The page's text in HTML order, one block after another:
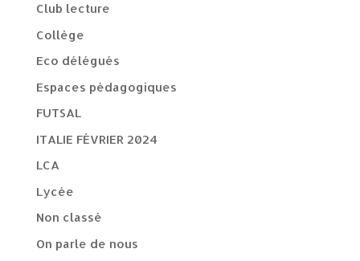
Club lecture
Collège
Eco délégués
Espaces pédagogiques
FUTSAL
ITALIE FÉVRIER 2024
LCA
Lycée
Non classé
On parle de nous